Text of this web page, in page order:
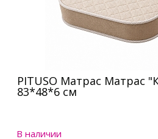
PITUSO Матрас Матрас
83*48*6 см
В наличии